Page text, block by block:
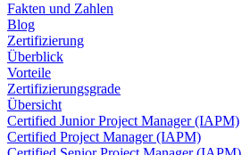
Fakten und Zahlen
Blog
Zertifizierung
Überblick
Vorteile
Zertifizierungsgrade
Übersicht
Certified Junior Project Manager (IAPM)
Certified Project Manager (IAPM)